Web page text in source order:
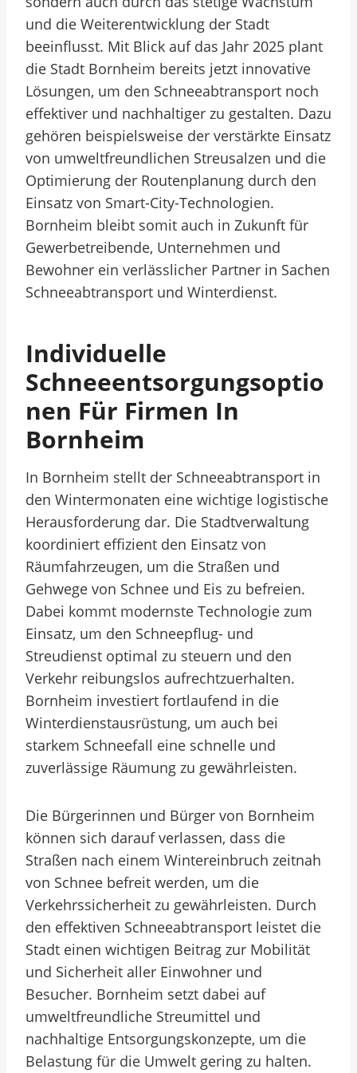
und die Weiterentwicklung der Stadt
beeinflusst. Mit Blick auf das Jahr 2025 plant
die Stadt Bornheim bereits jetzt innovative
Lösungen, um den Schneeabtransport noch
effektiver und nachhaltiger zu gestalten. Dazu
gehören beispielsweise der verstärkte Einsatz
von umweltfreundlichen Streusalzen und die
Optimierung der Routenplanung durch den
Einsatz von Smart-City-Technologien.
Bornheim bleibt somit auch in Zukunft für
Gewerbetreibende, Unternehmen und
Bewohner ein verlässlicher Partner in Sachen
Schneeabtransport und Winterdienst.
Individuelle
Schneeentsorgungsoptio
Nen Für Firmen In
Bornheim
In Bornheim stellt der Schneeabtransport in
den Wintermonaten eine wichtige logistische
Herausforderung dar. Die Stadtverwaltung
koordiniert effizient den Einsatz von
Räumfahrzeugen, um die Straßen und
Gehwege von Schnee und Eis zu befreien.
Dabei kommt modernste Technologie zum
Einsatz, um den Schneepflug- und
Streudienst optimal zu steuern und den
Verkehr reibungslos aufrechtzuerhalten.
Bornheim investiert fortlaufend in die
Winterdienstausrüstung, um auch bei
starkem Schneefall eine schnelle und
zuverlässige Räumung zu gewährleisten.
Die Bürgerinnen und Bürger von Bornheim
können sich darauf verlassen, dass die
Straßen nach einem Wintereinbruch zeitnah
von Schnee befreit werden, um die
Verkehrssicherheit zu gewährleisten. Durch
den effektiven Schneeabtransport leistet die
Stadt einen wichtigen Beitrag zur Mobilität
und Sicherheit aller Einwohner und
Besucher. Bornheim setzt dabei auf
umweltfreundliche Streumittel und
nachhaltige Entsorgungskonzepte, um die
Belastung für die Umwelt gering zu halten.